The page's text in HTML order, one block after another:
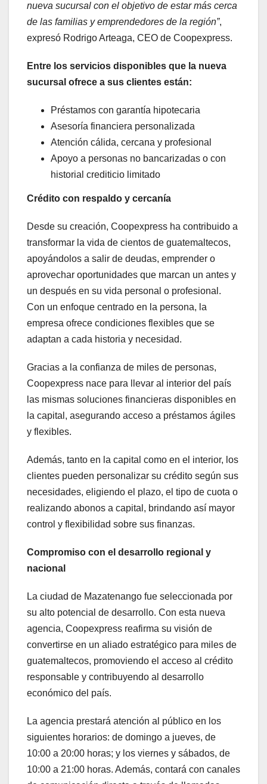
nueva sucursal con el objetivo de estar más cerca
de las familias y emprendedores de la región”,
expresó Rodrigo Arteaga, CEO de Coopexpress.
Entre los servicios disponibles que la nueva
sucursal ofrece a sus clientes están:
Préstamos con garantía hipotecaria
Asesoría financiera personalizada
Atención cálida, cercana y profesional
Apoyo a personas no bancarizadas o con
historial crediticio limitado
Crédito con respaldo y cercanía
Desde su creación, Coopexpress ha contribuido a
transformar la vida de cientos de guatemaltecos,
apoyándolos a salir de deudas, emprender o
aprovechar oportunidades que marcan un antes y
un después en su vida personal o profesional.
Con un enfoque centrado en la persona, la
empresa ofrece condiciones flexibles que se
adaptan a cada historia y necesidad.
Gracias a la confianza de miles de personas,
Coopexpress nace para llevar al interior del país
las mismas soluciones financieras disponibles en
la capital, asegurando acceso a préstamos ágiles
y flexibles.
Además, tanto en la capital como en el interior, los
clientes pueden personalizar su crédito según sus
necesidades, eligiendo el plazo, el tipo de cuota o
realizando abonos a capital, brindando así mayor
control y flexibilidad sobre sus finanzas.
Compromiso con el desarrollo regional y
nacional
La ciudad de Mazatenango fue seleccionada por
su alto potencial de desarrollo. Con esta nueva
agencia, Coopexpress reafirma su visión de
convertirse en un aliado estratégico para miles de
guatemaltecos, promoviendo el acceso al crédito
responsable y contribuyendo al desarrollo
económico del país.
La agencia prestará atención al público en los
siguientes horarios: de domingo a jueves, de
10:00 a 20:00 horas; y los viernes y sábados, de
10:00 a 21:00 horas. Además, contará con canales